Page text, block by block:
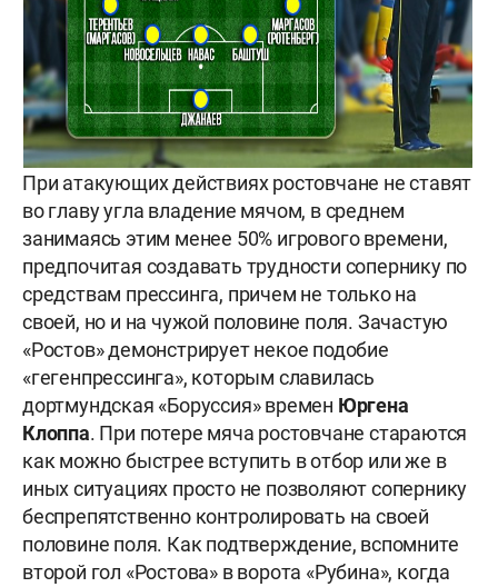
При атакующих действиях ростовчане не ставят
во главу угла владение мячом, в среднем
занимаясь этим менее 50% игрового времени,
предпочитая создавать трудности сопернику по
средствам прессинга, причем не только на
своей, но и на чужой половине поля. Зачастую
«Ростов» демонстрирует некое подобие
«гегенпрессинга», которым славилась
дортмундская «Боруссия» времен Юргена
Клоппа. При потере мяча ростовчане стараются
как можно быстрее вступить в отбор или же в
иных ситуациях просто не позволяют сопернику
беспрепятственно контролировать на своей
половине поля. Как подтверждение, вспомните
второй гол «Ростова» в ворота «Рубина», когда